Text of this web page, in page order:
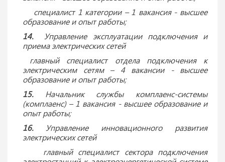
специалист 1 категории – 1 вакансия - высшее
образование и опыт работы;
14.Управление эксплуатации подключения и
приема электрических сетей
главный специалист отдела подключения к
электрическим сетям – 4 вакансии - высшее
образование и опыт работы;
15. Начальник службы комплаенс-системы
(комплаенс) – 1 вакансия - высшее образование и
опыт работы;
16.Управление инновационного развития
электрических сетей
главный специалист сектора подключения